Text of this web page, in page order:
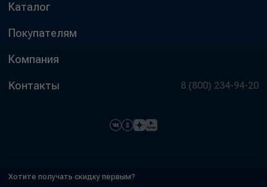
Каталог
Покупателям
Компания
Контакты 8 (800) 234-94-20
Хотите получать скидку первым?